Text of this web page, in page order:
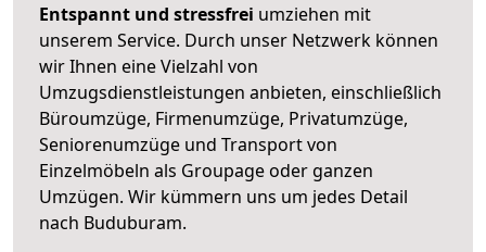
Entspannt und stressfrei umziehen mit
unserem Service. Durch unser Netzwerk können
wir Ihnen eine Vielzahl von
Umzugsdienstleistungen anbieten, einschließlich
Büroumzüge, Firmenumzüge, Privatumzüge,
Seniorenumzüge und Transport von
Einzelmöbeln als Groupage oder ganzen
Umzügen. Wir kümmern uns um jedes Detail
nach Buduburam.